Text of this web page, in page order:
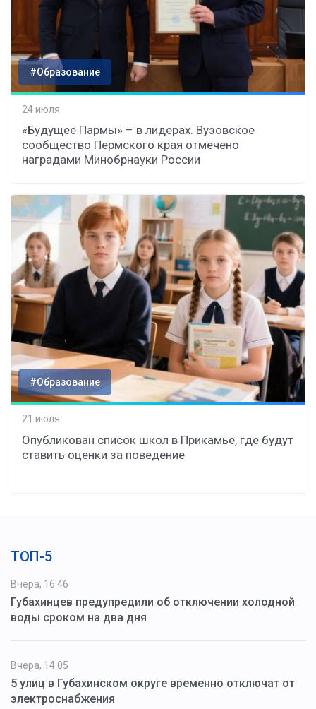
#Образование
24 июля
«Будущее Пармы» – в лидерах. Вузовское
сообщество Пермского края отмечено
наградами Минобрнауки России
#Образование
21 июля
Опубликован список школ в Прикамье, где будут
ставить оценки за поведение
ТОП-5
Вчера, 16:46
Губахинцев предупредили об отключении холодной
воды сроком на два дня
Вчера, 14:05
5 улиц в Губахинском округе временно отключат от
электроснабжения